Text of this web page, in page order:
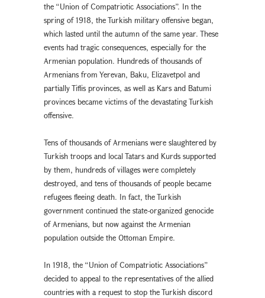
the “Union of Compatriotic Associations”. In the
spring of 1918, the Turkish military offensive began,
which lasted until the autumn of the same year. These
events had tragic consequences, especially for the
Armenian population. Hundreds of thousands of
Armenians from Yerevan, Baku, Elizavetpol and
partially Tiflis provinces, as well as Kars and Batumi
provinces became victims of the devastating Turkish
offensive.
Tens of thousands of Armenians were slaughtered by
Turkish troops and local Tatars and Kurds supported
by them, hundreds of villages were completely
destroyed, and tens of thousands of people became
refugees fleeing death. In fact, the Turkish
government continued the state-organized genocide
of Armenians, but now against the Armenian
population outside the Ottoman Empire.
In 1918, the “Union of Compatriotic Associations”
decided to appeal to the representatives of the allied
countries with a request to stop the Turkish discord